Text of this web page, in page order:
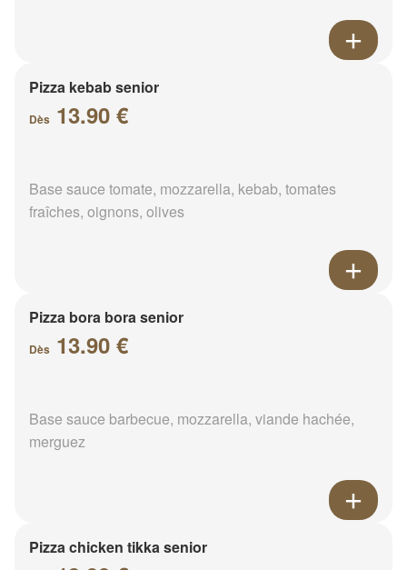
Pizza kebab senior
Dès 13.90 €
Base sauce tomate, mozzarella, kebab, tomates
fraîches, oignons, olives
Pizza bora bora senior
Dès 13.90 €
Base sauce barbecue, mozzarella, viande hachée,
merguez
Pizza chicken tikka senior